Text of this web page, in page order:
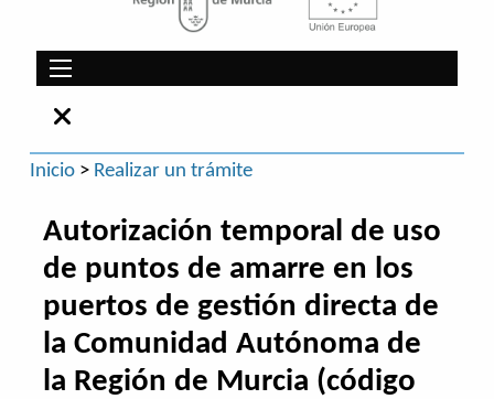
Inicio> Realizar un trámite
Autorización temporal de uso
de puntos de amarre en los
puertos de gestión directa de
la Comunidad Autónoma de
la Región de Murcia (código